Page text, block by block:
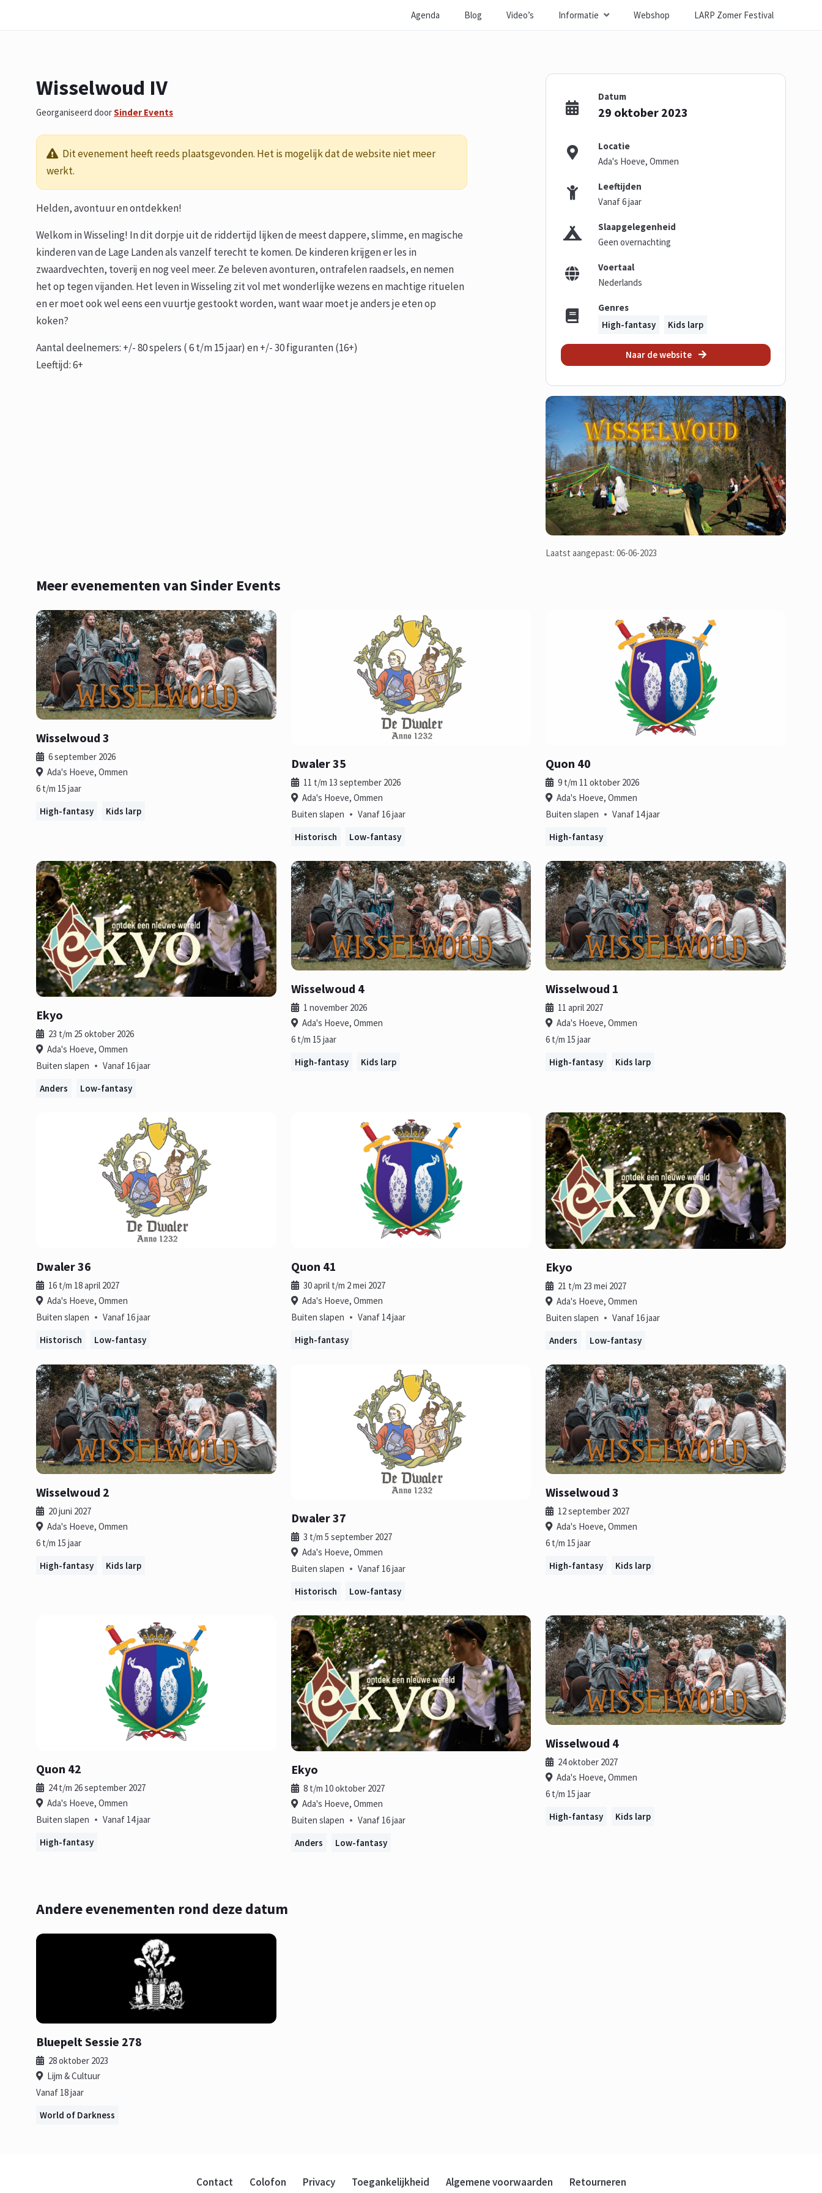
Agenda Blog Video’s Informatie Webshop LARP Zomer Festival
Wisselwoud IV
Georganiseerd doorSinder Events
Dit evenement heeft reeds plaatsgevonden. Het is mogelijk dat de website niet meer
werkt.
Helden, avontuur en ontdekken!
Welkom in Wisseling! In dit dorpje uit de riddertijd lijken de meest dappere, slimme, en magische
kinderen van de Lage Landen als vanzelf terecht te komen. De kinderen krijgen er les in
zwaardvechten, toverij en nog veel meer. Ze beleven avonturen, ontrafelen raadsels, en nemen
het op tegen vijanden. Het leven in Wisseling zit vol met wonderlijke wezens en machtige rituelen
en er moet ook wel eens een vuurtje gestookt worden, want waar moet je anders je eten op
koken?
Aantal deelnemers: +/- 80 spelers ( 6 t/m 15 jaar) en +/- 30 figuranten (16+)
Leeftijd: 6+
Datum
29 oktober 2023
Locatie
Ada's Hoeve, Ommen
Leeftijden
Vanaf 6 jaar
Slaapgelegenheid
Geen overnachting
Voertaal
Nederlands
Genres
High-fantasy
Kids larp
Naar de website
Laatst aangepast: 06-06-2023
Meer evenementen van Sinder Events
Wisselwoud 3
6 september 2026
Ada's Hoeve, Ommen
6 t/m 15 jaar
High-fantasy
Kids larp
Dwaler 35
11 t/m 13 september 2026
Ada's Hoeve, Ommen
Buiten slapen • Vanaf 16 jaar
Historisch
Low-fantasy
Quon 40
9 t/m 11 oktober 2026
Ada's Hoeve, Ommen
Buiten slapen • Vanaf 14 jaar
High-fantasy
Ekyo
23 t/m 25 oktober 2026
Ada's Hoeve, Ommen
Buiten slapen • Vanaf 16 jaar
Anders
Low-fantasy
Wisselwoud 4
1 november 2026
Ada's Hoeve, Ommen
6 t/m 15 jaar
High-fantasy
Kids larp
Wisselwoud 1
11 april 2027
Ada's Hoeve, Ommen
6 t/m 15 jaar
High-fantasy
Kids larp
Dwaler 36
16 t/m 18 april 2027
Ada's Hoeve, Ommen
Buiten slapen • Vanaf 16 jaar
Historisch
Low-fantasy
Quon 41
30 april t/m 2 mei 2027
Ada's Hoeve, Ommen
Buiten slapen • Vanaf 14 jaar
High-fantasy
Ekyo
21 t/m 23 mei 2027
Ada's Hoeve, Ommen
Buiten slapen • Vanaf 16 jaar
Anders
Low-fantasy
Wisselwoud 2
20 juni 2027
Ada's Hoeve, Ommen
6 t/m 15 jaar
High-fantasy
Kids larp
Dwaler 37
3 t/m 5 september 2027
Ada's Hoeve, Ommen
Buiten slapen • Vanaf 16 jaar
Historisch
Low-fantasy
Wisselwoud 3
12 september 2027
Ada's Hoeve, Ommen
6 t/m 15 jaar
High-fantasy
Kids larp
Quon 42
24 t/m 26 september 2027
Ada's Hoeve, Ommen
Buiten slapen • Vanaf 14 jaar
High-fantasy
Ekyo
8 t/m 10 oktober 2027
Ada's Hoeve, Ommen
Buiten slapen • Vanaf 16 jaar
Anders
Low-fantasy
Wisselwoud 4
24 oktober 2027
Ada's Hoeve, Ommen
6 t/m 15 jaar
High-fantasy
Kids larp
Andere evenementen rond deze datum
Bluepelt Sessie 278
28 oktober 2023
Lijm & Cultuur
Vanaf 18 jaar
World of Darkness
Contact Colofon Privacy Toegankelijkheid Algemene voorwaarden Retourneren